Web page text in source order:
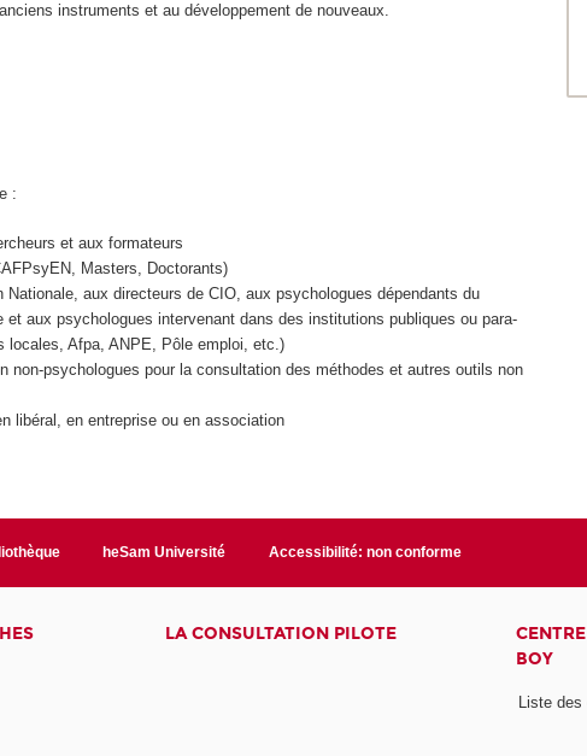
instruments et au développement de nouveaux.
:
et aux formateurs
Masters, Doctorants)
aux directeurs de CIO, aux psychologues dépendants du
et aux psychologues intervenant dans des institutions publiques ou para-
locales, Afpa, ANPE, Pôle emploi, etc.)
non-psychologues pour la consultation des méthodes et autres outils non
libéral, en entreprise ou en association
heSam Université Accessibilité: non conforme
LA CONSULTATION PILOTE
BOY
Liste